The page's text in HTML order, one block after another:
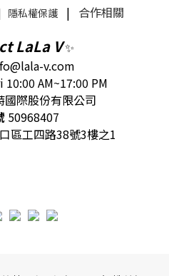
隱私權保護| 合作相關
LaLa V✨
v.com
10:00 AM~17:00 PM
國際股份有限公司
50968407
區工四路38號3樓之1